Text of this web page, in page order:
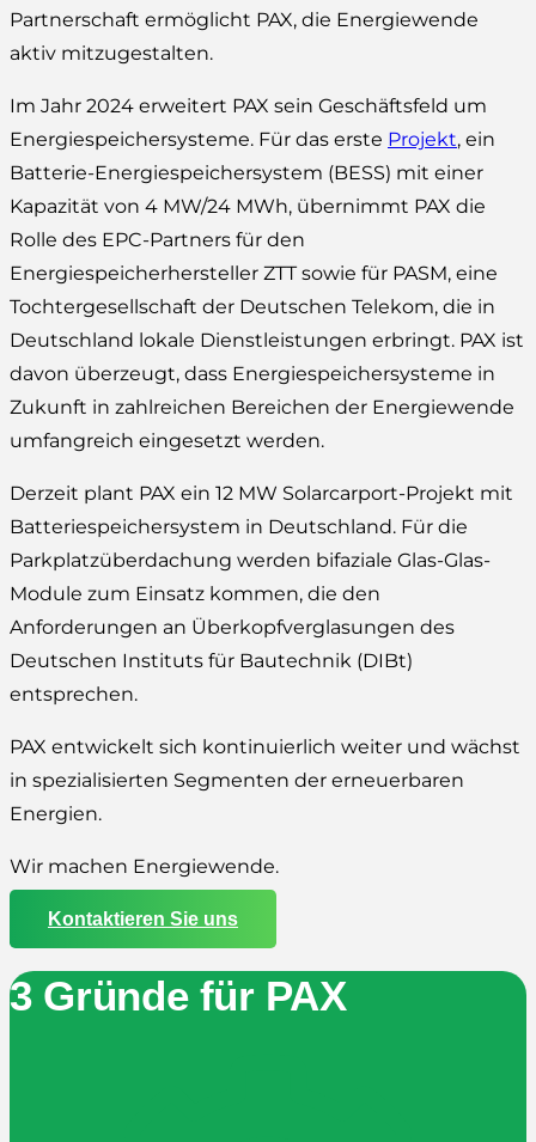
Partnerschaft ermöglicht PAX, die Energiewende
aktiv mitzugestalten.
Im Jahr 2024 erweitert PAX sein Geschäftsfeld um
Energiespeichersysteme. Für das erste Projekt, ein
Batterie-Energiespeichersystem (BESS) mit einer
Kapazität von 4 MW/24 MWh, übernimmt PAX die
Rolle des EPC-Partners für den
Energiespeicherhersteller ZTT sowie für PASM, eine
Tochtergesellschaft der Deutschen Telekom, die in
Deutschland lokale Dienstleistungen erbringt. PAX ist
davon überzeugt, dass Energiespeichersysteme in
Zukunft in zahlreichen Bereichen der Energiewende
umfangreich eingesetzt werden.
Derzeit plant PAX ein 12 MW Solarcarport-Projekt mit
Batteriespeichersystem in Deutschland. Für die
Parkplatzüberdachung werden bifaziale Glas-Glas-
Module zum Einsatz kommen, die den
Anforderungen an Überkopfverglasungen des
Deutschen Instituts für Bautechnik (DIBt)
entsprechen.
PAX entwickelt sich kontinuierlich weiter und wächst
in spezialisierten Segmenten der erneuerbaren
Energien.
Wir machen Energiewende.
Kontaktieren Sie uns
3 Gründe für PAX